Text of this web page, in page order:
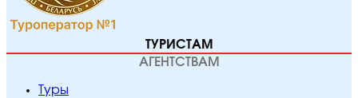
ТУРИСТАМ
АГЕНТСТВАМ
Туры